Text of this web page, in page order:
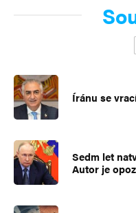
Íránu se
Sedm let
Autor je